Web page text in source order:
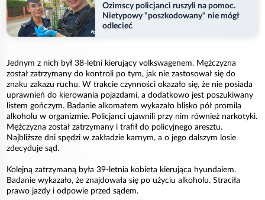
Ozimscy policjanci ruszyli na pomoc.
Nietypowy "poszkodowany" nie mógł
odlecieć
Jednym z nich był 38-letni kierujący volkswagenem. Mężczyzna
został zatrzymany do kontroli po tym, jak nie zastosował się do
znaku zakazu ruchu. W trakcie czynności okazało się, że nie posiada
uprawnień do kierowania pojazdami, a dodatkowo jest poszukiwany
listem gończym. Badanie alkomatem wykazało blisko pół promila
alkoholu w organizmie. Policjanci ujawnili przy nim również narkotyki.
Mężczyzna został zatrzymany i trafił do policyjnego aresztu.
Najbliższe dni spędzi w zakładzie karnym, a o jego dalszym losie
zdecyduje sąd.
Kolejną zatrzymaną była 39-letnia kobieta kierująca hyundaiem.
Badanie wykazało, że znajdowała się po użyciu alkoholu. Straciła
prawo jazdy i odpowie przed sądem.